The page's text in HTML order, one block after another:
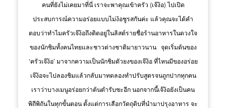
คนที่ยังไม่เคยมาที่นี่ เราจะพาคุณเข้าครัว (เจ๊ง้อ) ไปเปิด
ประสบการณ์ความอร่อยแบบไม่ง้อชูรสกันค่ะ แล้วคุณจะได้คำ
ตอบว่าทำไมครัวเจ๊ง้อถึงติดอยู่ในลิสต์รายชื่อร้านอาหารในดวงใจ
ของนักชิมทั้งคนไทยและชาวต่างชาติมายาวนาน จุดเริ่มต้นของ
‘ครัวเจ๊ง้อ’ มาจากความเป็นนักชิมตัวยงของเจ๊ง้อ ที่ไหนมีของอร่อย
เจ๊ง้อจะไปลองชิมแล้วกลับมาทดลองทำปรับสูตรจนถูกปากทุกคน
เราว่าบางเมนูอร่อยกว่าต้นตำรับซะอีก นอกจากนี้เจ๊ง้อยังเป็นคน
พิถีพิถันในทุกขั้นตอน ตั้งแต่การเลือกวัตถุดิบที่นำมาปรุงอาหาร จะ